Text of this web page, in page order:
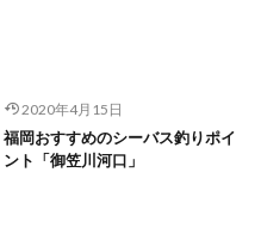
2020年4月15日
福岡おすすめのシーバス釣りポイ
ント「御笠川河口」